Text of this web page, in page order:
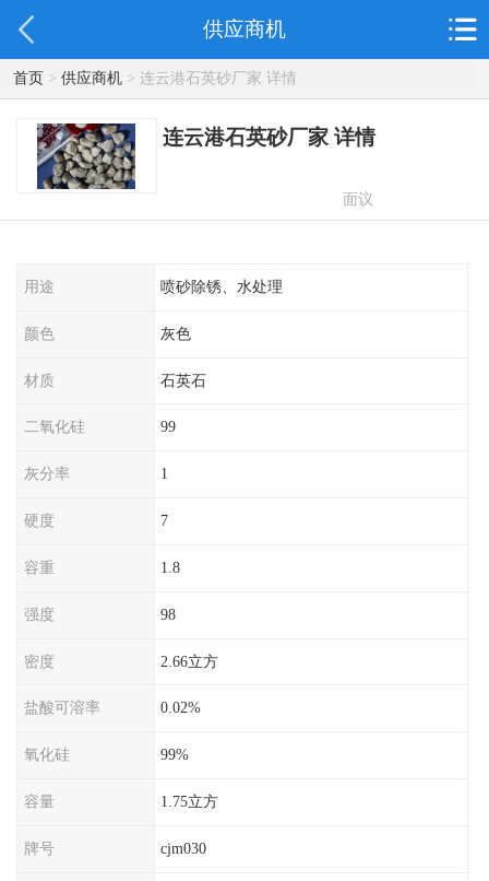
供应商机
首页> 供应商机> 连云港石英砂厂家 详情
连云港石英砂厂家 详情
面议
用途 喷砂除锈、水处理
颜色 灰色
材质 石英石
二氧化硅 99
灰分率 1
硬度 7
容重 1.8
强度 98
密度 2.66立方
盐酸可溶率 0.02%
氧化硅 99%
容量 1.75立方
牌号 cjm030